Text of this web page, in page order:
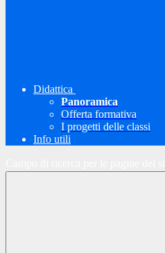
Didattica
Panoramica
Offerta formativa
I progetti delle classi
Info utili